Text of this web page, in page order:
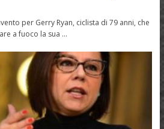
per Gerry Ryan, ciclista di 79 anni, che
a fuoco la sua …